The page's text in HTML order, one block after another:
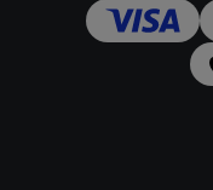
pour l’avenir dans notre
données. Vous